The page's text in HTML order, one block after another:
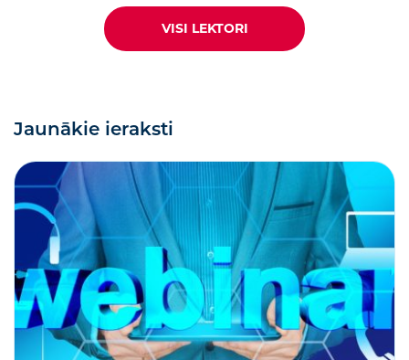
VISI LEKTORI
Jaunākie ieraksti